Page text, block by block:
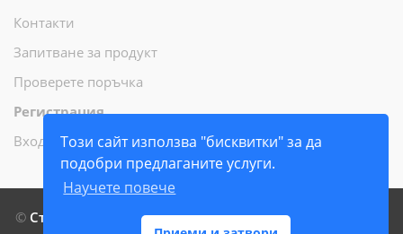
Този сайт използва "бисквитки" за да
подобри предлаганите услуги.
Научете повече
Контакти
Запитване за продукт
Проверете поръчка
Регистрация
Вход
© СтамилиБук ЕООД- Всички права запазени - 2014 г. -